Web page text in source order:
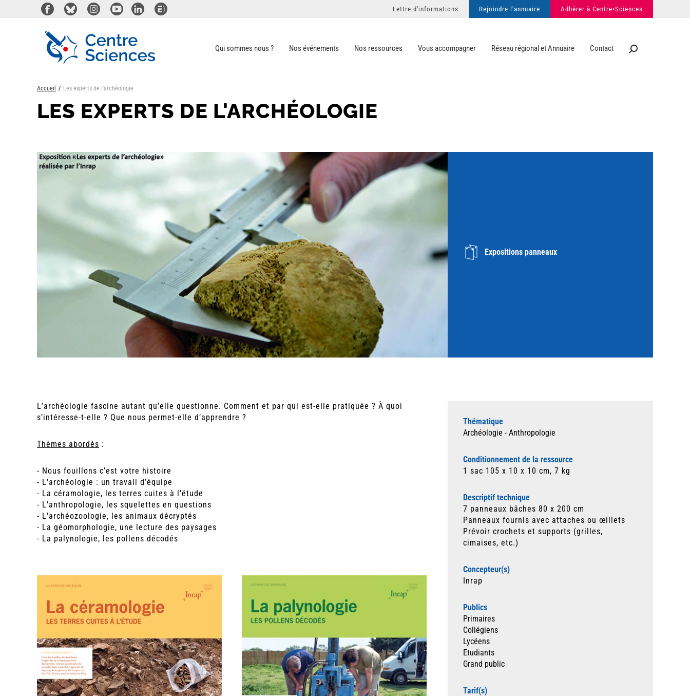
Qui sommes nous ? Nos événements Nos ressources Vous accompagner Réseau régional et Annuaire Contact
Lettre d'informations Rejoindre l'annuaire Adhérer à Centre•Sciences
Accueil Les experts de l'archéologie
LES EXPERTS DE L'ARCHÉOLOGIE
Expositions panneaux
L’archéologie fascine autant qu’elle questionne. Comment et par qui est-elle pratiquée ? À quoi
s’intéresse-t-elle ? Que nous permet-elle d’apprendre ?
Thèmes abordés :
- Nous fouillons c’est votre histoire
- L'archéologie : un travail d’équipe
- La céramologie, les terres cuites à l’étude
- L'anthropologie, les squelettes en questions
- L'archéozoologie, les animaux décryptés
- La géomorphologie, une lecture des paysages
- La palynologie, les pollens décodés
Thématique
Archéologie - Anthropologie
Conditionnement de la ressource
1 sac 105 x 10 x 10 cm, 7 kg
Descriptif technique
7 panneaux bâches 80 x 200 cm
Panneaux fournis avec attaches ou œillets
Prévoir crochets et supports (grilles,
cimaises, etc.)
Concepteur(s)
Inrap
Publics
Primaires
Collégiens
Lycéens
Etudiants
Grand public
Tarif(s)